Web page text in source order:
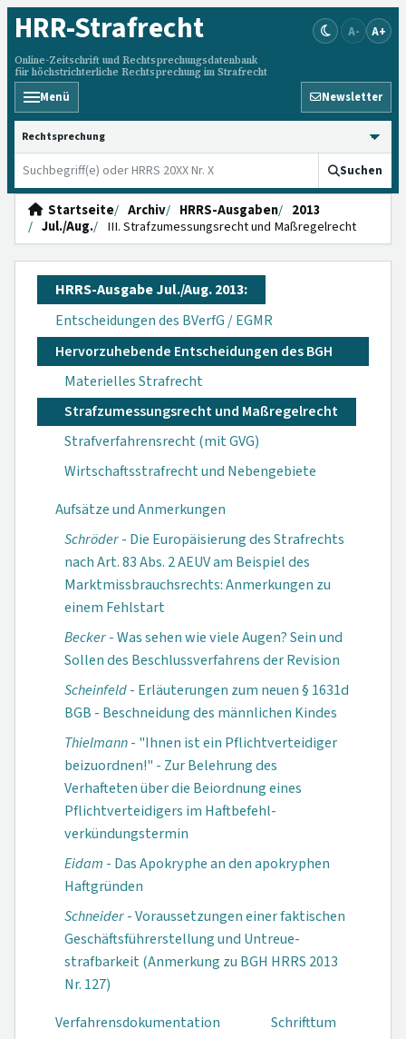
HRR-Strafrecht
Online-Zeitschrift und Rechtsprechungsdatenbank
für höchstrichterliche Rechtsprechung im Strafrecht
A- A+
Menü Newsletter
HRRS durchsuchen
Suchen
Startseite Archiv HRRS-Ausgaben
2013
Jul./Aug.
III. Strafzumessungsrecht und Maßregelrecht
HRRS-Ausgabe Jul./Aug. 2013:
Entscheidungen des BVerfG / EGMR
Hervorzuhebende Entscheidungen des BGH
Materielles Strafrecht
Strafzumessungsrecht und Maßregelrecht
Strafverfahrensrecht (mit GVG)
Wirtschaftsstrafrecht und Nebengebiete
Aufsätze und Anmerkungen
Schröder- Die Europäisierung des Strafrechts
nach Art. 83 Abs. 2 AEUV am Beispiel des
Markt­missbrauchs­rechts: Anmerkungen zu
einem Fehlstart
Becker- Was sehen wie viele Augen? Sein und
Sollen des Beschluss­verfahrens der Revision
Scheinfeld- Erläuterungen zum neuen § 1631d
BGB - Beschneidung des männlichen Kindes
Thielmann- "Ihnen ist ein Pflichtverteidiger
beizuordnen!" - Zur Belehrung des
Verhafteten über die Beiordnung eines
Pflichtverteidigers im Haftbefehl­
verkündungs­termin
Eidam - Das Apokryphe an den apokryphen
Haftgründen
Schneider- Voraus­setzungen einer faktischen
Geschäfts­führer­stellung und Untreue­
strafbarkeit (Anmerkung zu BGH HRRS 2013
Nr. 127)
Verfahrensdokumen­tation
Schrifttum